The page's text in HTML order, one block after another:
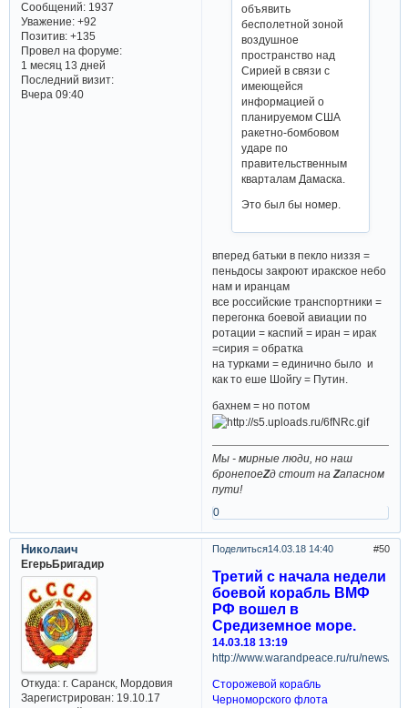
Сообщений:1937
Уважение: +92
Позитив: +135
Провел на форуме:
1 месяц 13 дней
Последний визит:
Вчера 09:40
объявить
бесполетной зоной
воздушное
пространство над
Сирией в связи с
имеющейся
информацией о
планируемом США
ракетно-бомбовом
ударе по
правительственным
кварталам Дамаска.
Это был бы номер.
вперед батьки в пекло низзя =
пеньдосы закроют иракское небо
нам и иранцам
все российские транспортники =
перегонка боевой авиации по
ротации = каспий = иран = ирак
=сирия = обратка
на турками = единично было и
как то еше Шойгу = Путин.
бахнем = но потом
Мы - мирные люди, но наш
бронепоеZд стоит наZапасном
пути!
0
Поделиться 50
14.03.18 14:40
Николаич
ЕгерьБригадир
Откуда:г. Саранск, Мордовия
Зарегистрирован: 19.10.17
Третий с начала недели
боевой корабль ВМФ
РФ вошел в
Средиземное море.
14.03.18 13:19
http://www.warandpeace.ru/ru/news/
Сторожевой корабль
Черноморского флота